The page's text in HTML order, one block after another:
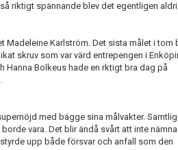
riktigt spännande blev det egentligen
Madeleine Karlström. Det sista målet i tom
skruv som var värd entrepengen i
Hanna Bolkeus hade en rktigt bra dag på
med bägge sina målvakter.
vara. Det blir ändå svårt att inte nämna
upp både försvar och anfall som den